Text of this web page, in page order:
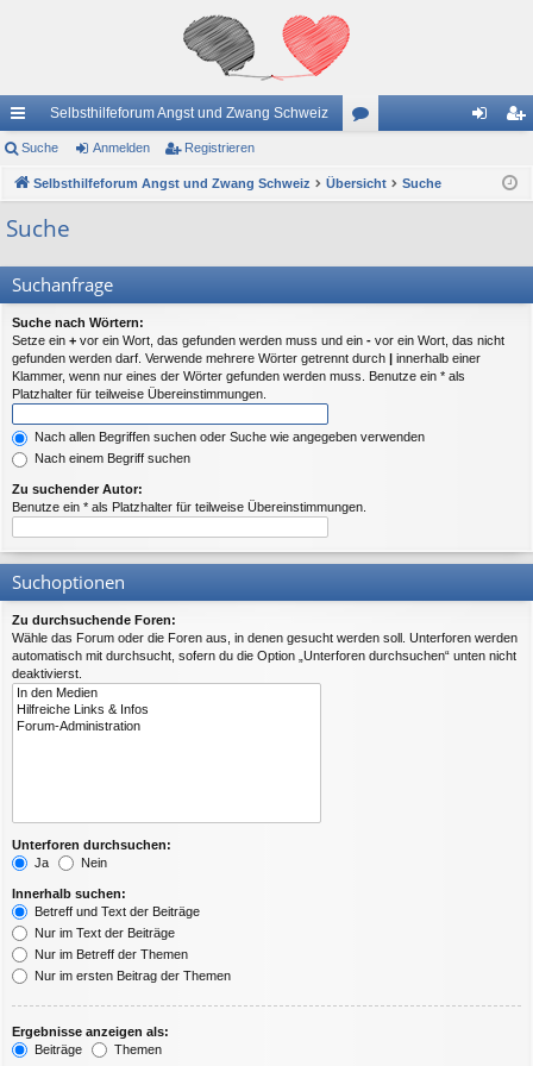
ch
ne
llz
riff
Selbsthilfeforum Angst und Zwang Schweiz
en ist
Suche Anmelden Registrieren
Selbsthilfeforum Angst und Zwang Schweiz Übersicht Suche
Suche
Suchanfrage
Suche nach Wörtern:
Setze ein + vor ein Wort, das gefunden werden muss und ein - vor ein Wort, das nicht
gefunden werden darf. Verwende mehrere Wörter getrennt durch | innerhalb einer
Klammer, wenn nur eines der Wörter gefunden werden muss. Benutze ein * als
Platzhalter für teilweise Übereinstimmungen.
Nach allen Begriffen suchen oder Suche wie angegeben verwenden
Nach einem Begriff suchen
Zu suchender Autor:
Benutze ein * als Platzhalter für teilweise Übereinstimmungen.
Suchoptionen
Zu durchsuchende Foren:
Wähle das Forum oder die Foren aus, in denen gesucht werden soll. Unterforen werden
automatisch mit durchsucht, sofern du die Option „Unterforen durchsuchen“ unten nicht
deaktivierst.
Unterforen durchsuchen:
Ja
Nein
Innerhalb suchen:
Betreff und Text der Beiträge
Nur im Text der Beiträge
Nur im Betreff der Themen
Nur im ersten Beitrag der Themen
Ergebnisse anzeigen als:
Beiträge
Themen